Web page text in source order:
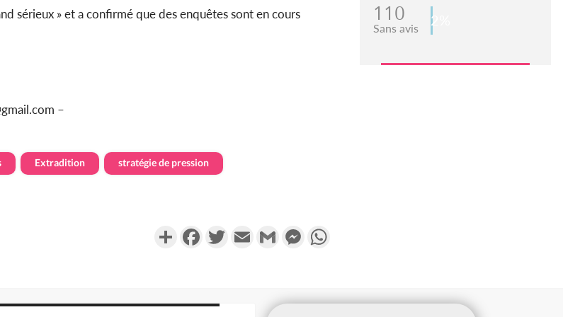
sérieux » et a confirmé que des enquêtes sont en cours
–
Extradition stratégie de pression
PartagerFacebookTwitterEmail Gmail Messenger
110
Sans avis 2%